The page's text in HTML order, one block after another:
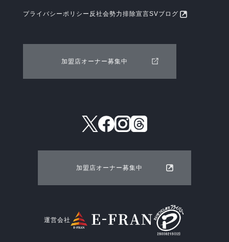
プライバシーポリシー 反社会勢力排除宣言SVブログ
加盟店オーナー募集中
加盟店オーナー募集中
運営会社